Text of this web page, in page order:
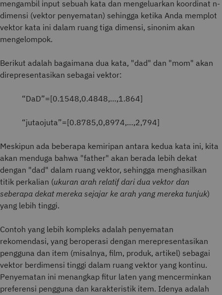
mengambil input sebuah kata dan mengeluarkan koordinat n-
dimensi (vektor penyematan) sehingga ketika Anda memplot
vektor kata ini dalam ruang tiga dimensi, sinonim akan
mengelompok.
Berikut adalah bagaimana dua kata, "dad" dan "mom" akan
direpresentasikan sebagai vektor:
“DaD”=[0.1548,0.4848,…,1.864]
“jutaojuta”=[0.8785,0,8974,…,2,794]
Meskipun ada beberapa kemiripan antara kedua kata ini, kita
akan menduga bahwa "father" akan berada lebih dekat
dengan "dad" dalam ruang vektor, sehingga menghasilkan
titik perkalian (ukuran arah relatif dari dua vektor dan
seberapa dekat mereka sejajar ke arah yang mereka tunjuk)
yang lebih tinggi.
Contoh yang lebih kompleks adalah penyematan
rekomendasi, yang beroperasi dengan merepresentasikan
pengguna dan item (misalnya, film, produk, artikel) sebagai
vektor berdimensi tinggi dalam ruang vektor yang kontinu.
Penyematan ini menangkap fitur laten yang mencerminkan
preferensi pengguna dan karakteristik item. Idenya adalah